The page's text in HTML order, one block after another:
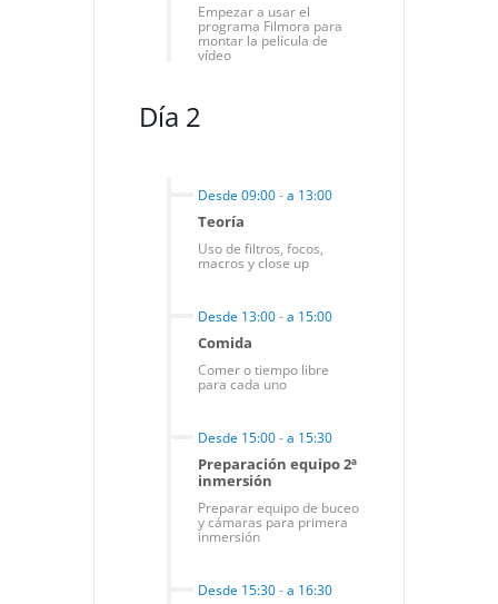
Empezar a usar el
programa Filmora para
montar la película de
vídeo
Día 2
Desde 09:00-a 13:00
Teoría
Uso de filtros, focos,
macros y close up
Desde 13:00-a 15:00
Comida
Comer o tiempo libre
para cada uno
Desde 15:00-a 15:30
Preparación equipo 2ª
inmersión
Preparar equipo de buceo
y cámaras para primera
inmersión
Desde 15:30-a 16:30